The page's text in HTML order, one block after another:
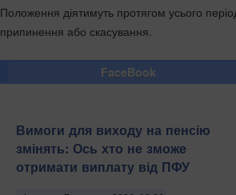
Положення діятимуть протягом усього
припинення або скасування.
FaceBook
Вимоги для виходу на пенсію
змінять: Ось хто не зможе
отримати виплату від ПФУ